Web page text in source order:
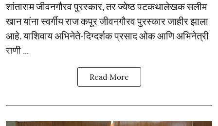
शांताराम जीवनगौरव पुरस्कार, तर ज्येष्ठ पटकथालेखक सलीम
खान यांना स्वर्गीय राज कपूर जीवनगौरव पुरस्कार जाहीर झाला
आहे. याशिवाय अभिनेते-दिग्दर्शक प्रसाद ओक आणि अभिनेत्री
राणी ...
Read More